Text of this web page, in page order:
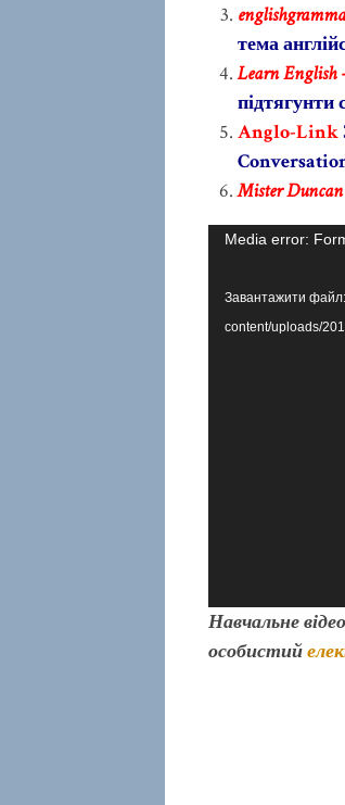
тема
Learn English
підтягунти
Anglo-Link
Mister Duncan
Відеопрогравач
Media error:
Завантажити
content/uploads/
Навчальне
особистий